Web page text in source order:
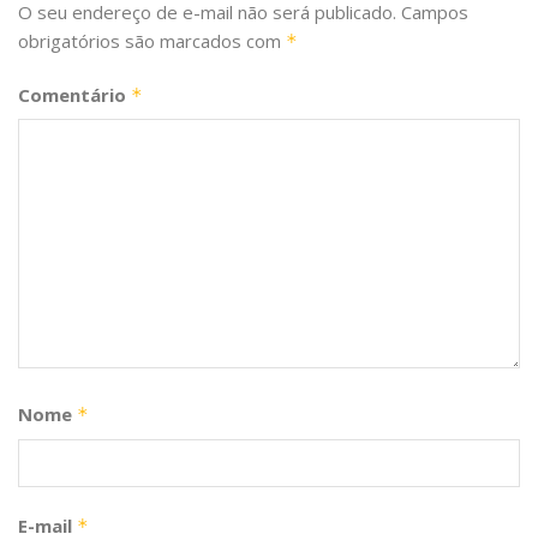
O seu endereço de e-mail não será publicado. Campos
obrigatórios são marcados com *
Comentário *
Nome *
E-mail *